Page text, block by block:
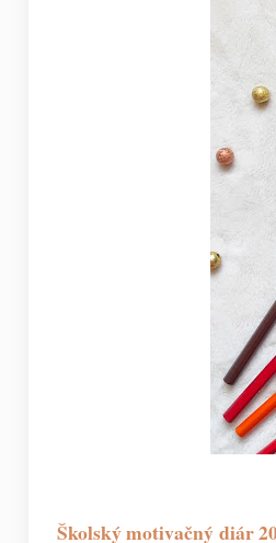
Školský motivačný diár